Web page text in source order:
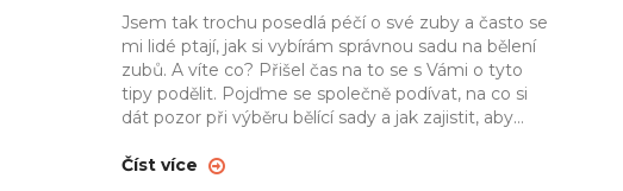
Jsem tak trochu posedlá péčí o své zuby a často se
mi lidé ptají, jak si vybírám správnou sadu na bělení
zubů. A víte co? Přišel čas na to se s Vámi o tyto
tipy podělit. Pojďme se společně podívat, na co si
dát pozor při výběru bělící sady a jak zajistit, aby
Číst více